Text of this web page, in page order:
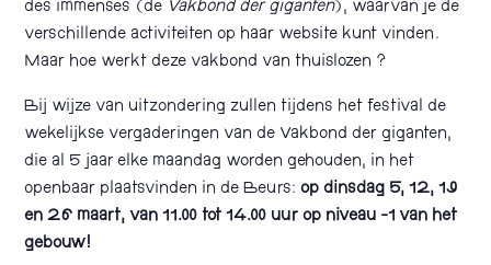
des immenses (de Vakbond der giganten), waarvan je de
verschillende activiteiten op haar website kunt vinden.
Maar hoe werkt deze vakbond van thuislozen ?
Bij wijze van uitzondering zullen tijdens het festival de
wekelijkse vergaderingen van de Vakbond der giganten,
die al 5 jaar elke maandag worden gehouden, in het
openbaar plaatsvinden in de Beurs:op dinsdag 5, 12, 19
en 26 maart, van 11.00 tot 14.00 uur op niveau -1 van het
gebouw!